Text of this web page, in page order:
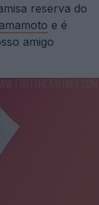
reserva do
e é
amigo